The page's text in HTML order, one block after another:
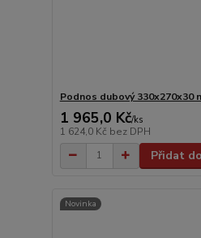
Podnos dubový 330x270x30
1 965,0 Kč/ks
1 624,0 Kč bez DPH
Přidat
Novinka